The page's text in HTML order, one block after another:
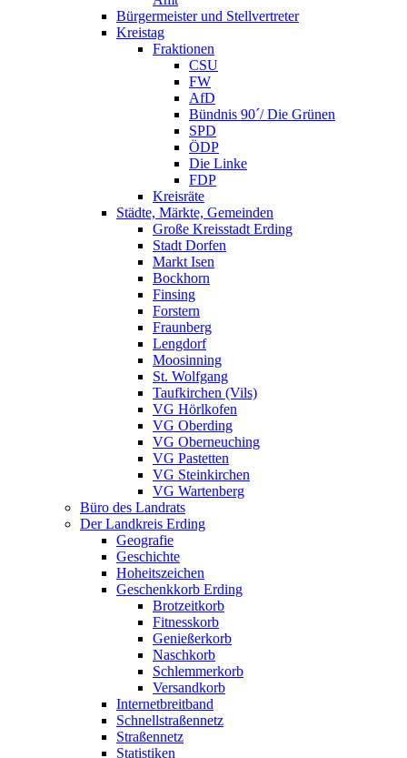
Bürgermeister und Stellvertreter
Kreistag
Fraktionen
CSU
FW
AfD
Bündnis 90´/ Die Grünen
SPD
ÖDP
Die Linke
FDP
Kreisräte
Städte, Märkte, Gemeinden
Große Kreisstadt Erding
Stadt Dorfen
Markt Isen
Bockhorn
Finsing
Forstern
Fraunberg
Lengdorf
Moosinning
St. Wolfgang
Taufkirchen (Vils)
VG Hörlkofen
VG Oberding
VG Oberneuching
VG Pastetten
VG Steinkirchen
VG Wartenberg
Büro des Landrats
Der Landkreis Erding
Geografie
Geschichte
Hoheitszeichen
Geschenkkorb Erding
Brotzeitkorb
Fitnesskorb
Genießerkorb
Naschkorb
Schlemmerkorb
Versandkorb
Internetbreitband
Schnellstraßennetz
Straßennetz
Statistiken